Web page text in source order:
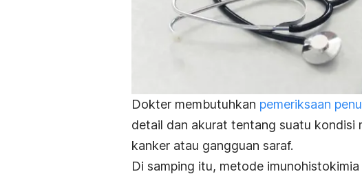
Dokter membutuhkan pemeriksaan
detail dan akurat tentang suatu kondisi
kanker atau gangguan saraf.
Di samping itu, metode